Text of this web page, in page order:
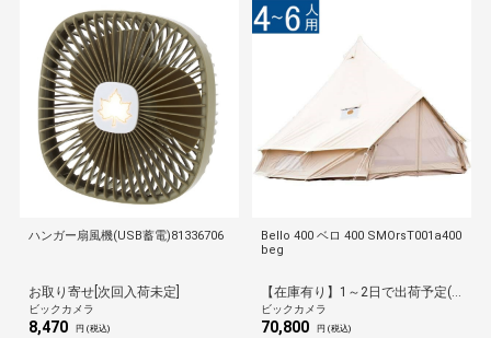
ハンガー扇風機(USB蓄電)81336706
お取り寄せ[次回入荷未定]
ビックカメラ
8,470 円 (税込)
Bello 400 ベロ 400 SMOrsT001a400
beg
ビックカメラ
70,800 円 (税込)